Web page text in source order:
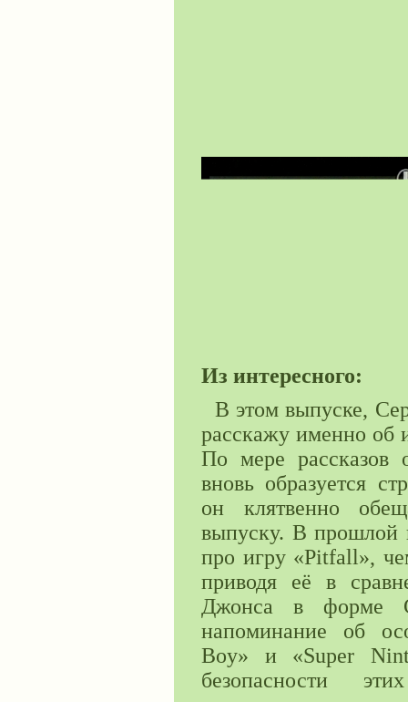
Из интересного:
В этом выпуске,
расскажу именно об
По мере рассказов
вновь образуется
он клятвенно
выпуску. В прошлой
про игру «Pitfall»,
приводя её в
Джонса в форме
напоминание об
Boy» и «Super
безопасности